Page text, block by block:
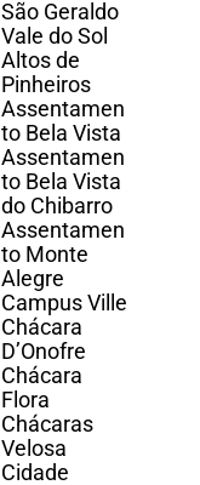
São Geraldo
Vale do Sol
Altos de
Pinheiros
Assentamen
to Bela Vista
Assentamen
to Bela Vista
do Chibarro
Assentamen
to Monte
Alegre
Campus Ville
Chácara
D’Onofre
Chácara
Flora
Chácaras
Velosa
Cidade